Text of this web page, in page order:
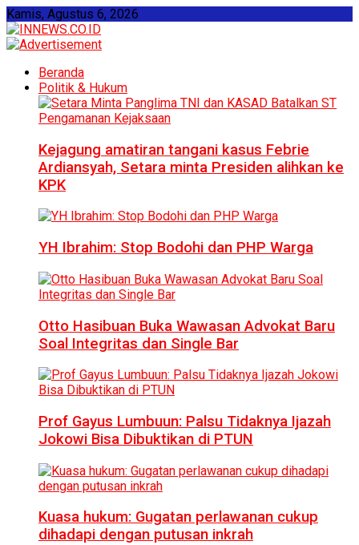
Kamis, Agustus 6, 2026
Beranda
Politik & Hukum
Kejagung amatiran tangani kasus Febrie
Ardiansyah, Setara minta Presiden alihkan ke
KPK
YH Ibrahim: Stop Bodohi dan PHP Warga
Otto Hasibuan Buka Wawasan Advokat Baru
Soal Integritas dan Single Bar
Prof Gayus Lumbuun: Palsu Tidaknya Ijazah
Jokowi Bisa Dibuktikan di PTUN
Kuasa hukum: Gugatan perlawanan cukup
dihadapi dengan putusan inkrah